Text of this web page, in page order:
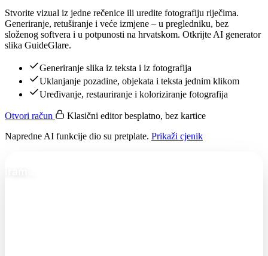
Stvorite vizual iz jedne rečenice ili uredite fotografiju riječima.
Generiranje, retuširanje i veće izmjene – u pregledniku, bez
složenog softvera i u potpunosti na hrvatskom. Otkrijte AI generator
slika GuideGlare.
Generiranje slika iz teksta i iz fotografija
Uklanjanje pozadine, objekata i teksta jednim klikom
Uređivanje, restauriranje i koloriziranje fotografija
Otvori račun
Klasični editor besplatno, bez kartice
Napredne AI funkcije dio su pretplate. Prikaži cjenik